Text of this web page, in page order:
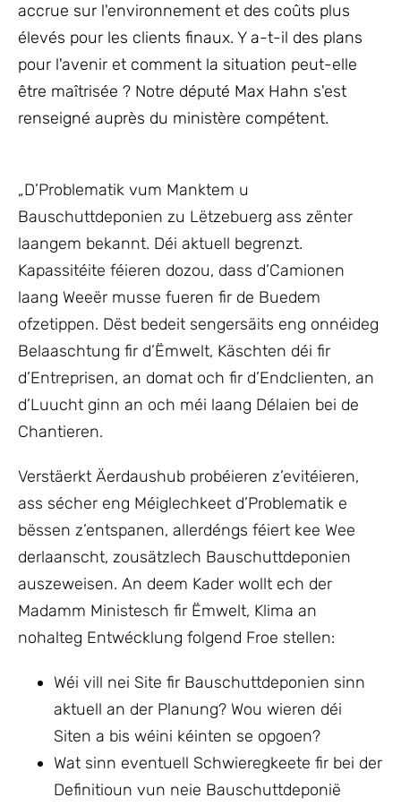
accrue sur l'environnement et des coûts plus
élevés pour les clients finaux. Y a-t-il des plans
pour l'avenir et comment la situation peut-elle
être maîtrisée ? Notre député Max Hahn s'est
renseigné auprès du ministère compétent.
„D’Problematik vum Manktem u
Bauschuttdeponien zu Lëtzebuerg ass zënter
laangem bekannt. Déi aktuell begrenzt.
Kapassitéite féieren dozou, dass d’Camionen
laang Weeër musse fueren fir de Buedem
ofzetippen. Dëst bedeit sengersäits eng onnéideg
Belaaschtung fir d’Ëmwelt, Käschten déi fir
d’Entreprisen, an domat och fir d’Endclienten, an
d’Luucht ginn an och méi laang Délaien bei de
Chantieren.
Verstäerkt Äerdaushub probéieren z’evitéieren,
ass sécher eng Méiglechkeet d’Problematik e
bëssen z’entspanen, allerdéngs féiert kee Wee
derlaanscht, zousätzlech Bauschuttdeponien
auszeweisen. An deem Kader wollt ech der
Madamm Ministesch fir Ëmwelt, Klima an
nohalteg Entwécklung folgend Froe stellen:
Wéi vill nei Site fir Bauschuttdeponien sinn
aktuell an der Planung? Wou wieren déi
Siten a bis wéini kéinten se opgoen?
Wat sinn eventuell Schwieregkeete fir bei der
Definitioun vun neie Bauschuttdeponië